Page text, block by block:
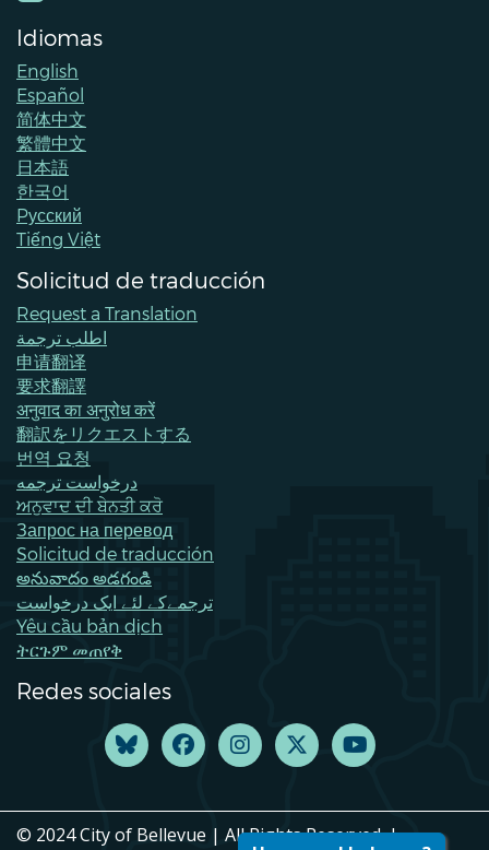
Idiomas
English
Español
简体中文
繁體中文
日本語
한국어
Pусский
Tiếng Việt
Solicitud de traducción
Request a Translation
اطلب ترجمة
申请翻译
要求翻譯
अनुवाद का अनुरोध करें
翻訳をリクエストする
번역 요청
درخواست ترجمه
ਅਨੁਵਾਦ ਦੀ ਬੇਨਤੀ ਕਰੋ
Запрос на перевод
Solicitud de traducción
అనువాదం అడగండి
ترجمےکے لئے ایک درخواست
Yêu cầu bản dịch
ትርጉም መጠየቅ
Redes sociales
© 2024 City of Bellevue | All Rights Reserved. |